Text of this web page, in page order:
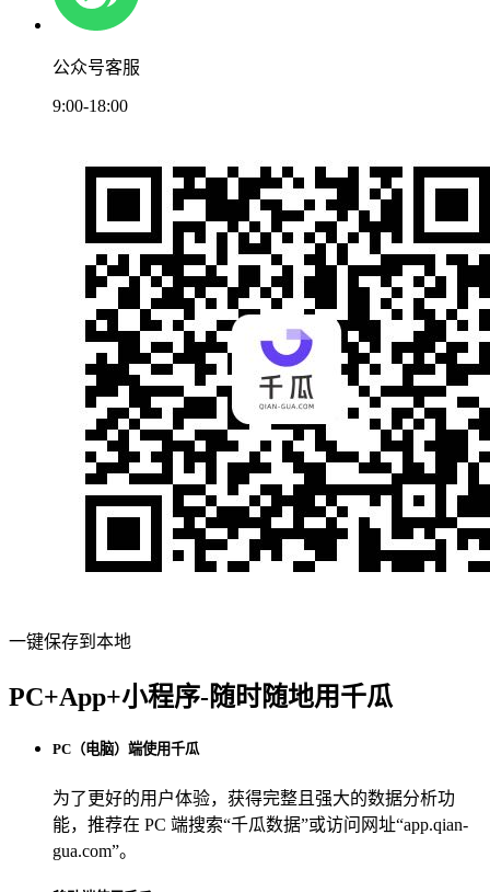
公众号客服
9:00-18:00
一键保存到本地
PC+App+小程序-随时随地用千瓜
PC（电脑）端使用千瓜
为了更好的用户体验，获得完整且强大的数据分析功
能，推荐在 PC 端搜索“千瓜数据”或访问网址“app.qian-
gua.com”。